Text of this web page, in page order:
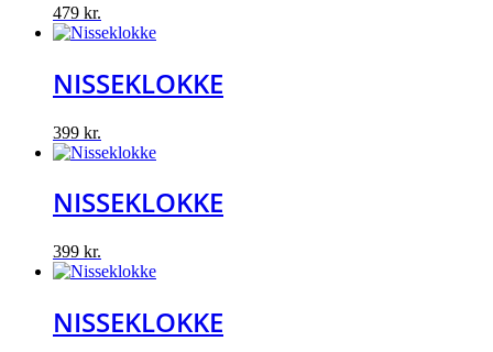
479 kr.
NISSEKLOKKE
399 kr.
NISSEKLOKKE
399 kr.
NISSEKLOKKE